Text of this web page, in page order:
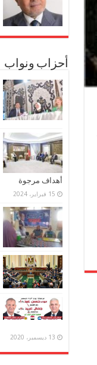
أحزاب ونواب
أهداف مرجوة
15 فبراير، 2024
13 ديسمبر، 2020